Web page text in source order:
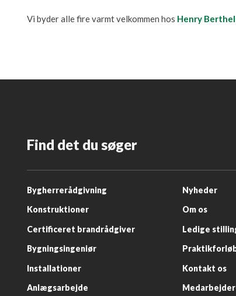
Vi byder alle fire varmt velkommen hos Henry
Find det du søger
​Bygherrerådgivning
Konstruktioner
Certificeret brandrådgiver
Bygningsingeniør
Installationer
Anlægsarbejde​
Nyheder​
Om os​
Ledige
Kontakt os